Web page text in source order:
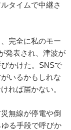
タイムで中継さ
完全に私のモー
発表され、津波が
かけた。SNSで
いるかもしれな
れば届かない。
無線が停電や倒
る手段で呼びか